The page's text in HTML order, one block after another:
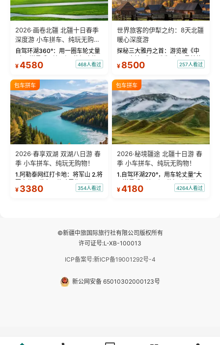
2026·画卷北疆 北疆十日春季
深度游 小车拼车、纯玩无购
物！
自驾环湖360°：用一圈车轮丈量
“大西洋最后一滴眼泪”的极致蔚
蓝。 赛湖旅拍：甄选多款风格服
绝美瞬间。 赛湖坦克300跟车视
频：专业摄影师...
¥4580 468人看过
世界旅客的伊犁之约：8天北疆
暖心深度游
探秘三大雅丹之首：游览被《中
国国家地理》评选为“中国最美的
三大雅丹”第一名的克拉玛依魔鬼
瓦人最大村落——禾木村，欣赏
晨雾与小木...
¥ 8500 257人看过
包车拼车
2026·春享双湖 双湖八日游 春
季 小车拼车、纯玩无购物！
1.阿勒泰网红打卡地：将军山 2.将
军山落日缆车，体验雪都风光 3.
将军山，夕阳派对，蹦迪party 4.
¥ 3380 354人看过
包车拼车
2026·秘境疆途 北疆十日游 春
季 小车拼车、纯玩无购物！
1.自驾环湖270°，用车轮丈量“大
西洋最后一滴眼泪”的极致蔚蓝，
让雪山、花海与深邃湖水在转弯
¥4180 4264人看过
©新疆中旅国际旅行社有限公司版权所有
许可证号:L-XB-100013
ICP备案号:新ICP备19001292号-4
新公网安备 65010302000123号